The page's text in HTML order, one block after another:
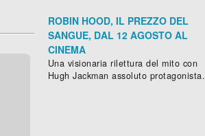
ROBIN HOOD, IL PREZZO DEL
SANGUE, DAL 12 AGOSTO AL
CINEMA
Una visionaria rilettura del mito con
Hugh Jackman assoluto protagonista.